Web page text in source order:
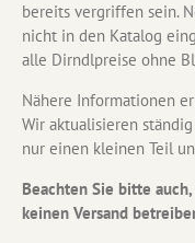
bereits vergriffen sein.
nicht in den Katalog
alle Dirndlpreise ohne
Nähere Informationen
Wir aktualisieren
nur einen kleinen Teil
Beachten Sie bitte
keinen Versand